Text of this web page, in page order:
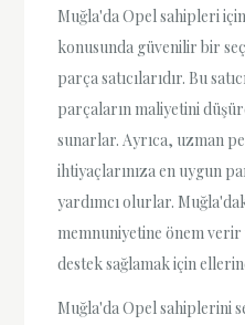
Muğla'da Opel sahipleri
konusunda güvenilir bir
parça satıcılarıdır. Bu
parçaların maliyetini
sunarlar. Ayrıca, uzman
ihtiyaçlarınıza en uygun
yardımcı olurlar.
memnuniyetine önem
destek sağlamak için
Muğla'da Opel sahiplerini